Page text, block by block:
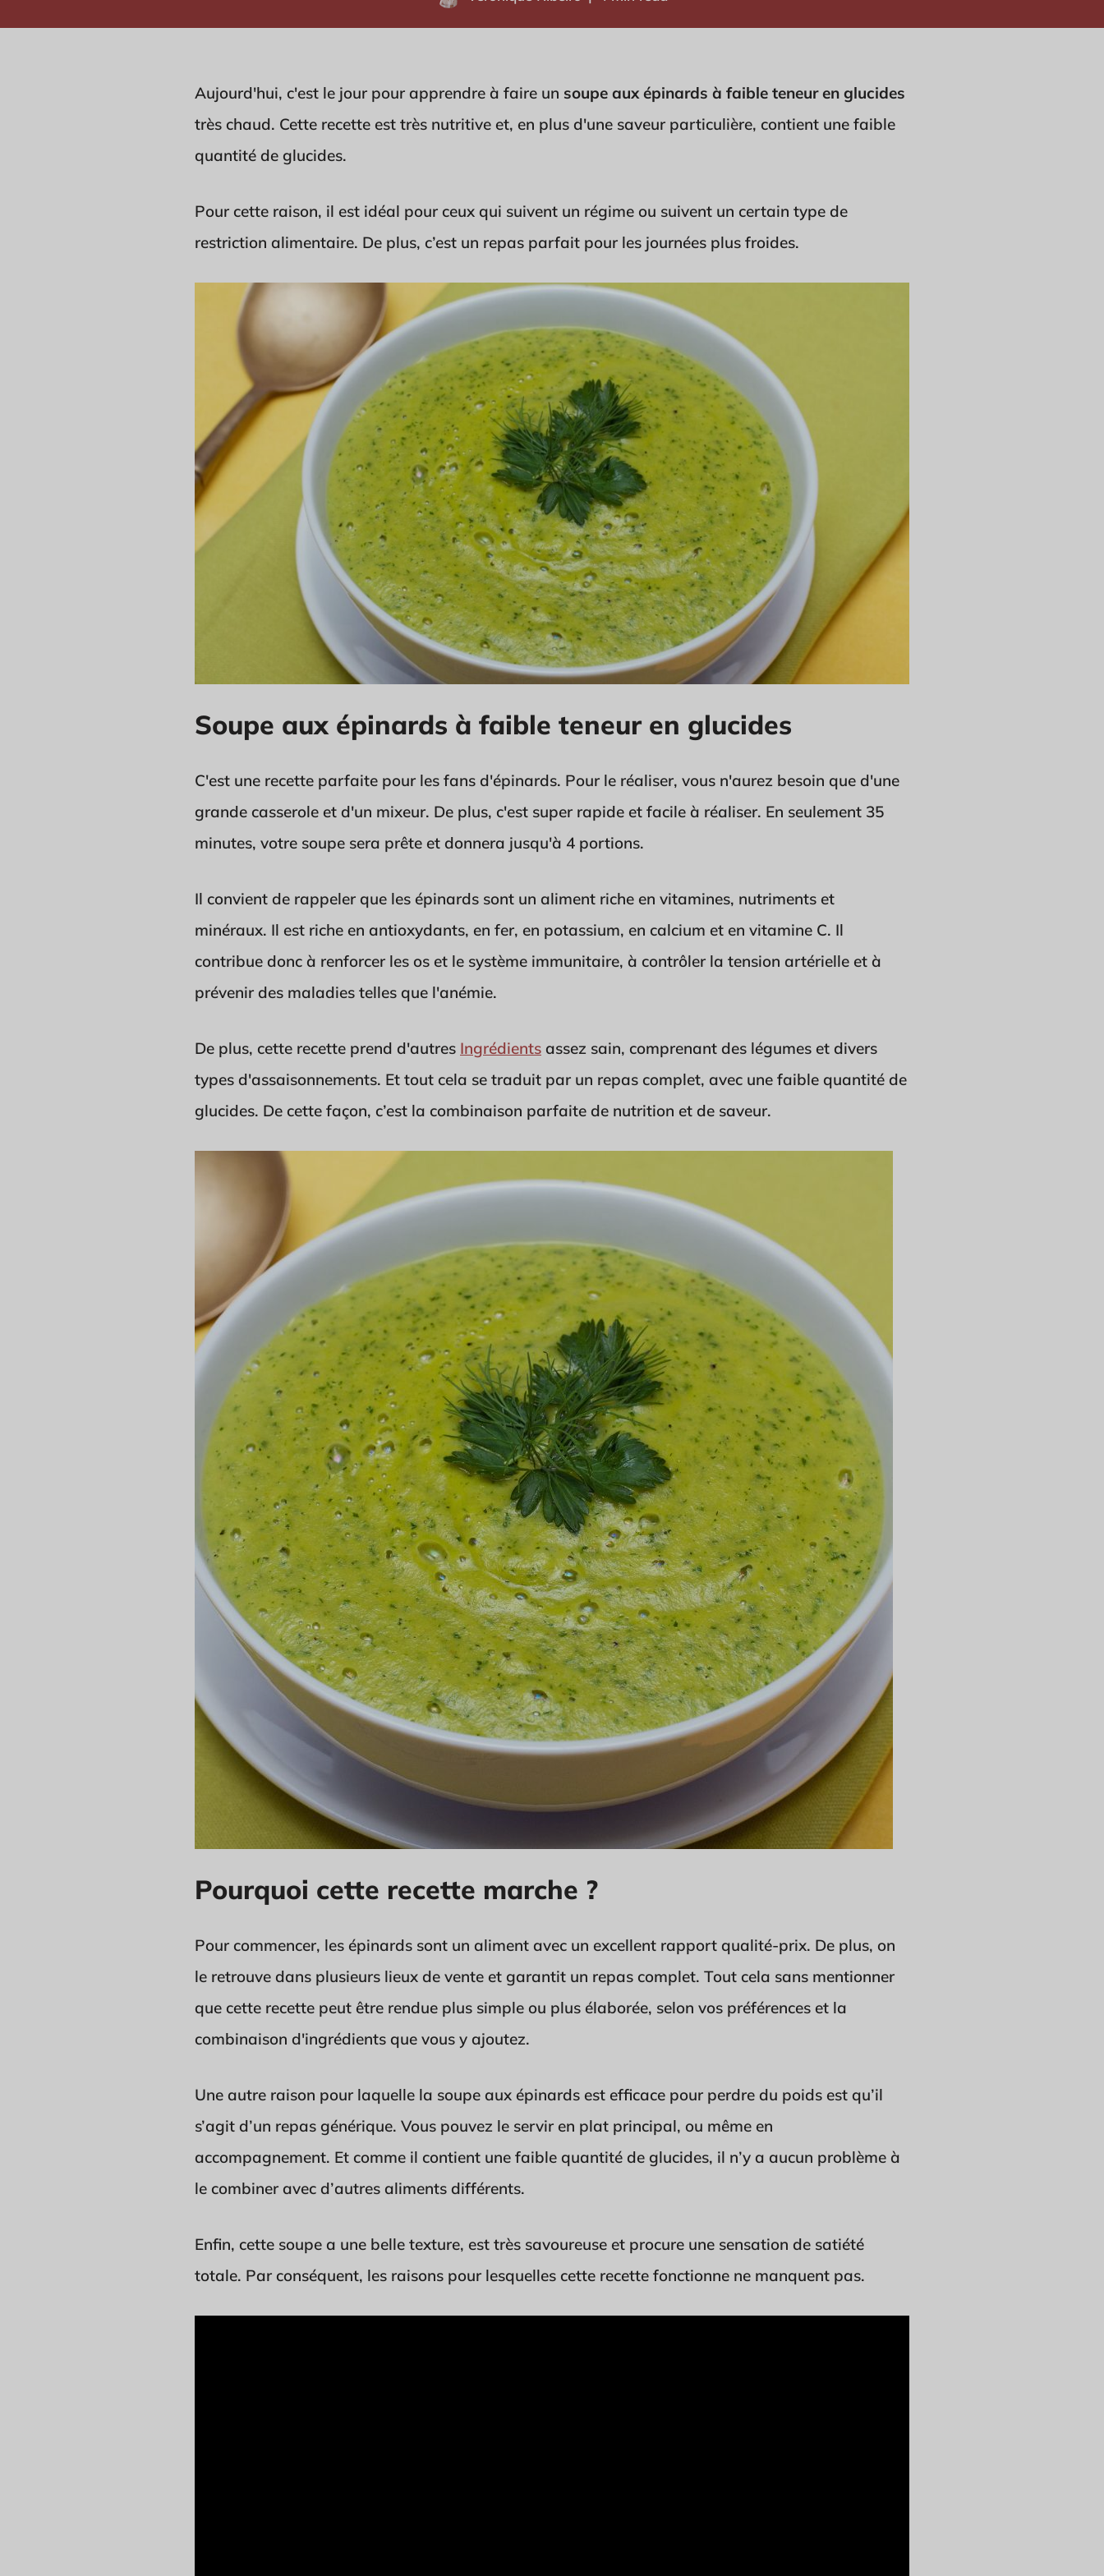
Aujourd'hui, c'est le jour pour apprendre à faire un soupe aux épinards à faible teneur en glucides
très chaud. Cette recette est très nutritive et, en plus d'une saveur particulière, contient une faible
quantité de glucides.
Pour cette raison, il est idéal pour ceux qui suivent un régime ou suivent un certain type de
restriction alimentaire. De plus, c’est un repas parfait pour les journées plus froides.
Soupe aux épinards à faible teneur en glucides
C'est une recette parfaite pour les fans d'épinards. Pour le réaliser, vous n'aurez besoin que d'une
grande casserole et d'un mixeur. De plus, c'est super rapide et facile à réaliser. En seulement 35
minutes, votre soupe sera prête et donnera jusqu'à 4 portions.
Il convient de rappeler que les épinards sont un aliment riche en vitamines, nutriments et
minéraux. Il est riche en antioxydants, en fer, en potassium, en calcium et en vitamine C. Il
contribue donc à renforcer les os et le système immunitaire, à contrôler la tension artérielle et à
prévenir des maladies telles que l'anémie.
De plus, cette recette prend d'autres Ingrédients assez sain, comprenant des légumes et divers
types d'assaisonnements. Et tout cela se traduit par un repas complet, avec une faible quantité de
glucides. De cette façon, c’est la combinaison parfaite de nutrition et de saveur.
Pourquoi cette recette marche ?
Pour commencer, les épinards sont un aliment avec un excellent rapport qualité-prix. De plus, on
le retrouve dans plusieurs lieux de vente et garantit un repas complet. Tout cela sans mentionner
que cette recette peut être rendue plus simple ou plus élaborée, selon vos préférences et la
combinaison d'ingrédients que vous y ajoutez.
Une autre raison pour laquelle la soupe aux épinards est efficace pour perdre du poids est qu’il
s’agit d’un repas générique. Vous pouvez le servir en plat principal, ou même en
accompagnement. Et comme il contient une faible quantité de glucides, il n’y a aucun problème à
le combiner avec d’autres aliments différents.
Enfin, cette soupe a une belle texture, est très savoureuse et procure une sensation de satiété
totale. Par conséquent, les raisons pour lesquelles cette recette fonctionne ne manquent pas.